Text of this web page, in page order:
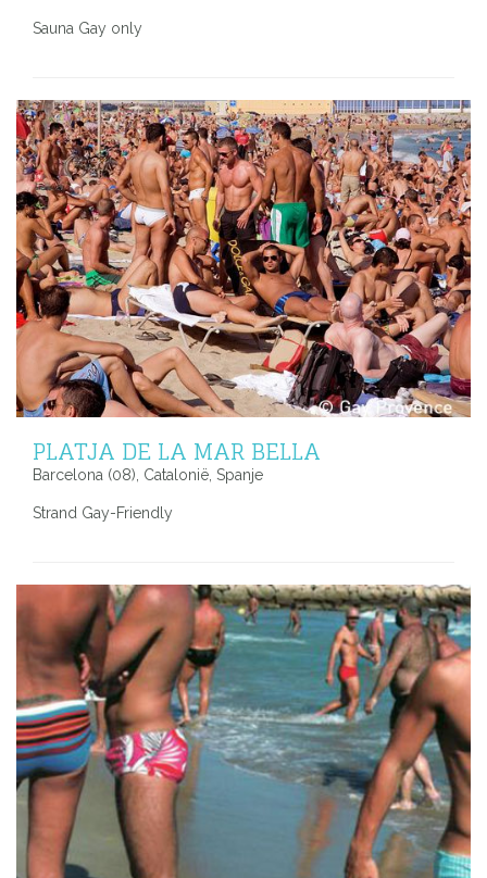
Sauna Gay only
PLATJA DE LA MAR BELLA
Barcelona (08), Catalonië, Spanje
Strand Gay-Friendly